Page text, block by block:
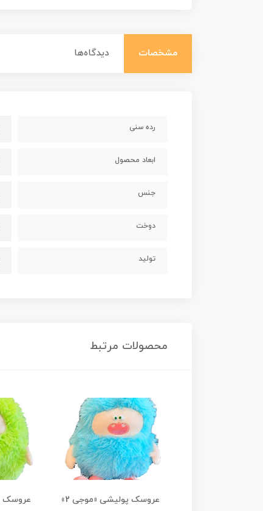
مشخصات دیدگاه‌ها
رده سنی
ابعاد محصول
جنس
دوخت
تولید
محصولات مرتبط
عروسک پولیشی «موجی 2»
عروسک